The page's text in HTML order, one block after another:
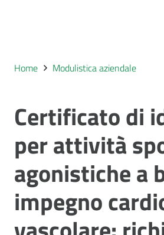
Home Modulistica aziendale
Certificato di
per attività
agonistiche a
impegno